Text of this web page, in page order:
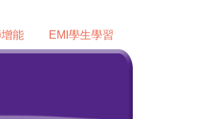
能 EMI學生學習